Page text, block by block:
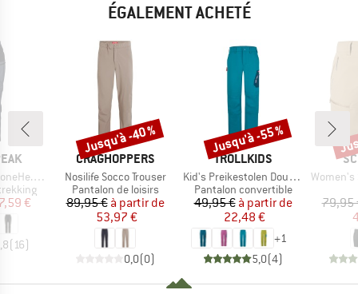
ÉGALEMENT ACHETÉ
Pants
réduit
€
(16)
MARQUE
CRAGHOPPERS
Article
Nosilife Socco Trouser
Product group
Pantalon de loisirs
Prix
89,95 € Prix réduit
à partir de
53,97 €
0,0(0)
Remise
Jusqu'à -40 %
MARQUE
TROLLKIDS
Article
Kid's Preikestolen Double Zip-Off Pants
Product group
Pantalon convertible
Prix
49,95 € Prix réduit
à partir de
22,48 €
+1
5,0(4)
Remise
Jusqu'à -55 %
Article
Women's
79,95